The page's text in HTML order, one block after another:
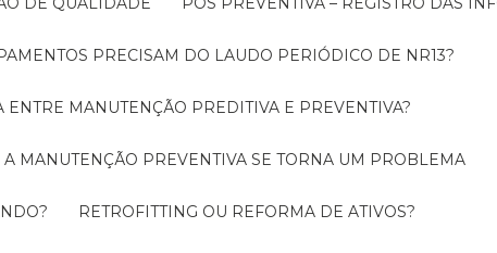
PRECISAM DO LAUDO PERIÓDICO DE NR13?
ENTRE MANUTENÇÃO PREDITIVA E PREVENTIVA?
A MANUTENÇÃO PREVENTIVA SE TORNA UM PROBLEMA
RETROFITTING OU REFORMA DE ATIVOS?